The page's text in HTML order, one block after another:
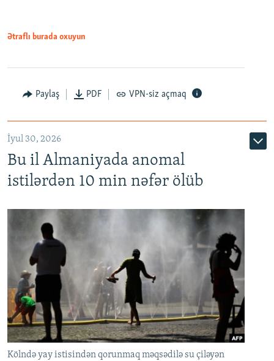
Ətraflı burada oxuyun
Paylaş PDF VPN-siz açmaq
İyul 30, 2026
Bu il Almaniyada anomal
istilərdən 10 min nəfər ölüb
Kölndə yay istisindən qorunmaq məqsədilə su çiləyən